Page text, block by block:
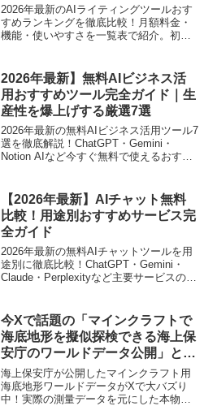
2026年最新のAIライティングツールおす
すめランキングを徹底比較！月額料金・
機能・使いやすさを一覧表で紹介。初心
2026年最新】無料AIビジネス活
用おすすめツール完全ガイド｜生
産性を爆上げする厳選7選
2026年最新の無料AIビジネス活用ツール7
選を徹底解説！ChatGPT・Gemini・
Notion AIなど今すぐ無料で使えるおすす
【2026年最新】AIチャット無料
比較！用途別おすすめサービス完
全ガイド
2026年最新の無料AIチャットツールを用
途別に徹底比較！ChatGPT・Gemini・
Claude・Perplexityなど主要サービスの特
今Xで話題の「マインクラフトで
海底地形を擬似探検できる海上保
安庁のワールドデータ公開」と
は？その理由と使い方を徹底解
説！
海上保安庁が公開したマインクラフト用
海底地形ワールドデータがXで大バズり
中！実際の測量データを元にした本物の